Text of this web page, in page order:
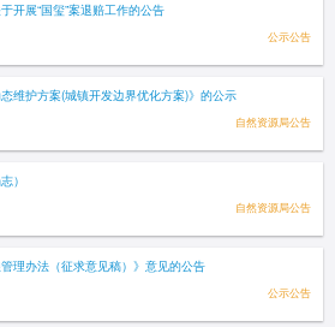
开展“国玺”案退赔工作的公告
公示公告
维护方案(城镇开发边界优化方案)》的公示
自然资源局公告
）
自然资源局公告
理办法（征求意见稿）》意见的公告
公示公告